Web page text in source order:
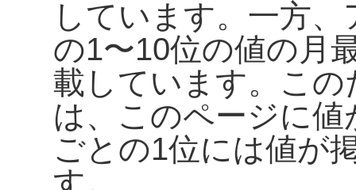
しています。一方
の1〜10位の値の月
載しています。こ
は、このページに
ごとの1位には値が
す。